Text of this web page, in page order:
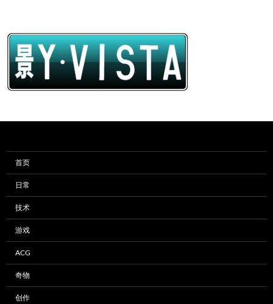
首页
日常
技术
游戏
ACG
奇物
创作